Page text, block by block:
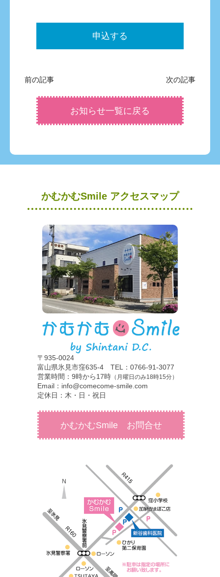
申込する
前の記事 次の記事
お知らせ一覧に戻る
かむかむSmile アクセスマップ
〒935-0024
富山県氷見市窪635-4 TEL：0766-91-3077
営業時間：9時から17時 （月曜日のみ18時15分）
Email：info@comecome-smile.com
定休日：木・日・祝日
かむかむSmile お問合せ